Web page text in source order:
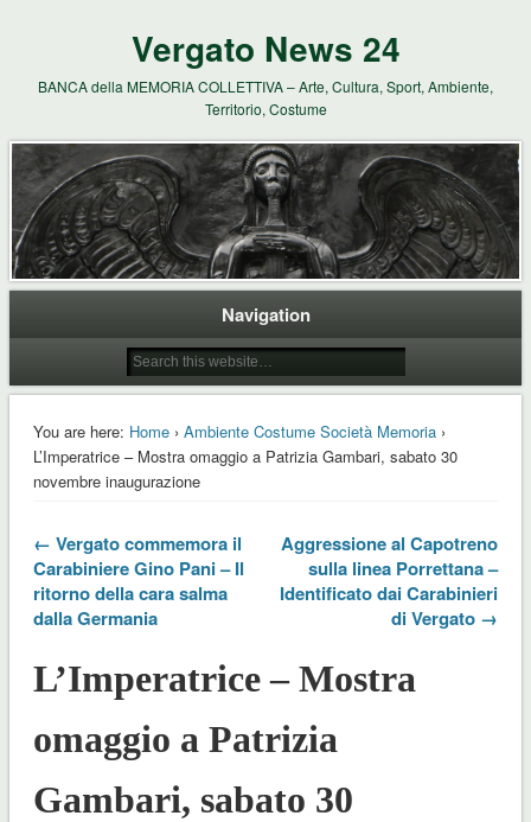
Vergato News 24
BANCA della MEMORIA COLLETTIVA – Arte, Cultura, Sport, Ambiente,
Territorio, Costume
Navigation
You are here: Home› Ambiente Costume Società Memoria›
L’Imperatrice – Mostra omaggio a Patrizia Gambari, sabato 30
novembre inaugurazione
← Vergato commemora il
Carabiniere Gino Pani – Il
ritorno della cara salma
dalla Germania
Aggressione al Capotreno
sulla linea Porrettana –
Identificato dai Carabinieri
di Vergato →
L’Imperatrice – Mostra
omaggio a Patrizia
Gambari, sabato 30